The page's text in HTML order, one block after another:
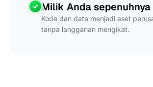
Milik Anda sepenuhnya
Kode dan data menjadi aset
tanpa langganan mengikat.